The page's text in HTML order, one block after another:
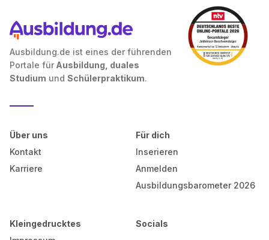
Ausbildung.de ist eines der führenden
Portale für Ausbildung, duales
Studium und Schülerpraktikum.
Über uns
Kontakt
Karriere
Für dich
Inserieren
Anmelden
Ausbildungsbarometer 2026
Kleingedrucktes
Socials